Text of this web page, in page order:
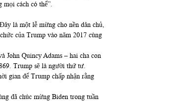
mọi cách có thể”.
là một lễ mừng cho nền dân chủ,
của Trump vào năm 2017 cùng
John Quincy Adams – hai cha con
Trump sẽ là người thứ tư.
gian để Trump chấp nhận rằng
đã chúc mừng Biden trong tuần